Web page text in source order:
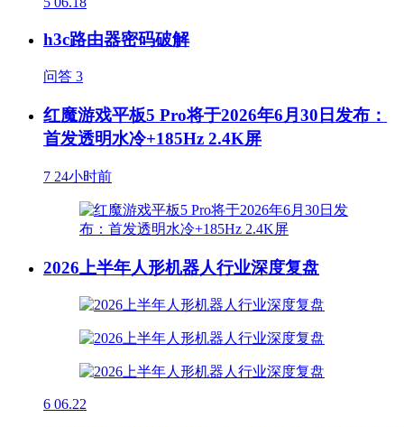
h3c路由器密码破解
问答 3
红魔游戏平板5 Pro将于2026年6月30日发布：
首发透明水冷+185Hz 2.4K屏
7 24小时前
2026上半年人形机器人行业深度复盘
6 06.22